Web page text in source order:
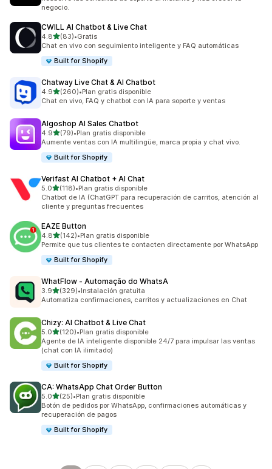
negocio.
CWILL AI Chatbot & Live Chat
4.8de 5 estrellas
(83)
83 reseñas en total
•Gratis
Chat en vivo con seguimiento inteligente y FAQ automáticas
Built for Shopify
Chatway Live Chat & AI Chatbot
4.9de 5 estrellas
(260)
260 reseñas en total
•Plan gratis disponible
Chat en vivo, FAQ y chatbot con IA para soporte y ventas
Algoshop AI Sales Chatbot
4.9de 5 estrellas
(79)
79 reseñas en total
•Plan gratis disponible
Aumente ventas con IA multilingüe, marca propia y chat vivo.
Built for Shopify
Verifast AI Chatbot + AI Chat
5.0de 5 estrellas
(118)
118 reseñas en total
•Plan gratis disponible
Chatbot de IA (ChatGPT para recuperación de carritos, atención al
cliente y preguntas frecuentes
EAZE Button
4.8de 5 estrellas
(142)
142 reseñas en total
•Plan gratis disponible
Permite que tus clientes te contacten directamente por WhatsApp
Built for Shopify
WhatFlow ‑ Automação do WhatsA
3.9de 5 estrellas
(329)
329 reseñas en total
•Instalación gratuita
Automatiza confirmaciones, carritos y actualizaciones en Chat
Chizy: AI Chatbot & Live Chat
5.0de 5 estrellas
(120)
120 reseñas en total
•Plan gratis disponible
Agente de IA inteligente disponible 24/7 para impulsar las ventas
(chat con IA ilimitado)
Built for Shopify
CA: WhatsApp Chat Order Button
5.0de 5 estrellas
(25)
25 reseñas en total
•Plan gratis disponible
Botón de pedidos por WhatsApp, confirmaciones automáticas y
recuperación de pagos
Built for Shopify